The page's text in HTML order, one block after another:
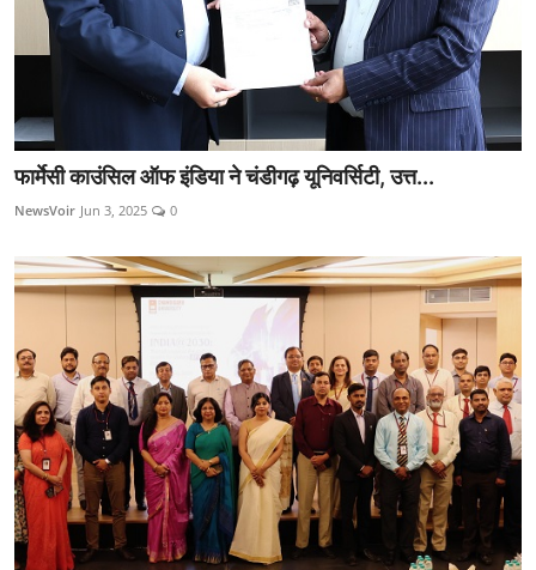
फार्मेसी काउंसिल ऑफ इंडिया ने चंडीगढ़ यूनिवर्सिटी, उत्त...
NewsVoir Jun 3, 2025 0